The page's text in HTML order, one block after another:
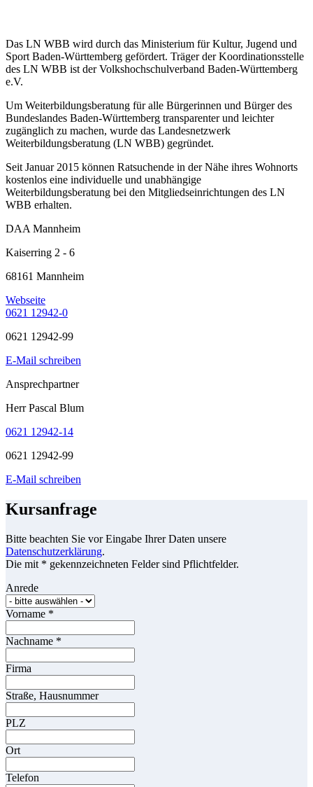
Das LN WBB wird durch das Ministerium für Kultur, Jugend und
Sport Baden-Württemberg gefördert. Träger der Koordinationsstelle
des LN WBB ist der Volkshochschulverband Baden-Württemberg
e.V.
Um Weiterbildungsberatung für alle Bürgerinnen und Bürger des
Bundeslandes Baden-Württemberg transparenter und leichter
zugänglich zu machen, wurde das Landesnetzwerk
Weiterbildungsberatung (LN WBB) gegründet.
Seit Januar 2015 können Ratsuchende in der Nähe ihres Wohnorts
kostenlos eine individuelle und unabhängige
Weiterbildungsberatung bei den Mitgliedseinrichtungen des LN
WBB erhalten.
DAA Mannheim
Kaiserring 2 - 6
68161 Mannheim
Webseite
0621 12942-0
0621 12942-99
E-Mail schreiben
Ansprechpartner
Herr Pascal Blum
0621 12942-14
0621 12942-99
E-Mail schreiben
Kursanfrage
Bitte beachten Sie vor Eingabe Ihrer Daten unsere
Datenschutzerklärung.
Die mit * gekennzeichneten Felder sind Pflichtfelder.
Anrede
Vorname *
Nachname *
Firma
Straße, Hausnummer
PLZ
Ort
Telefon